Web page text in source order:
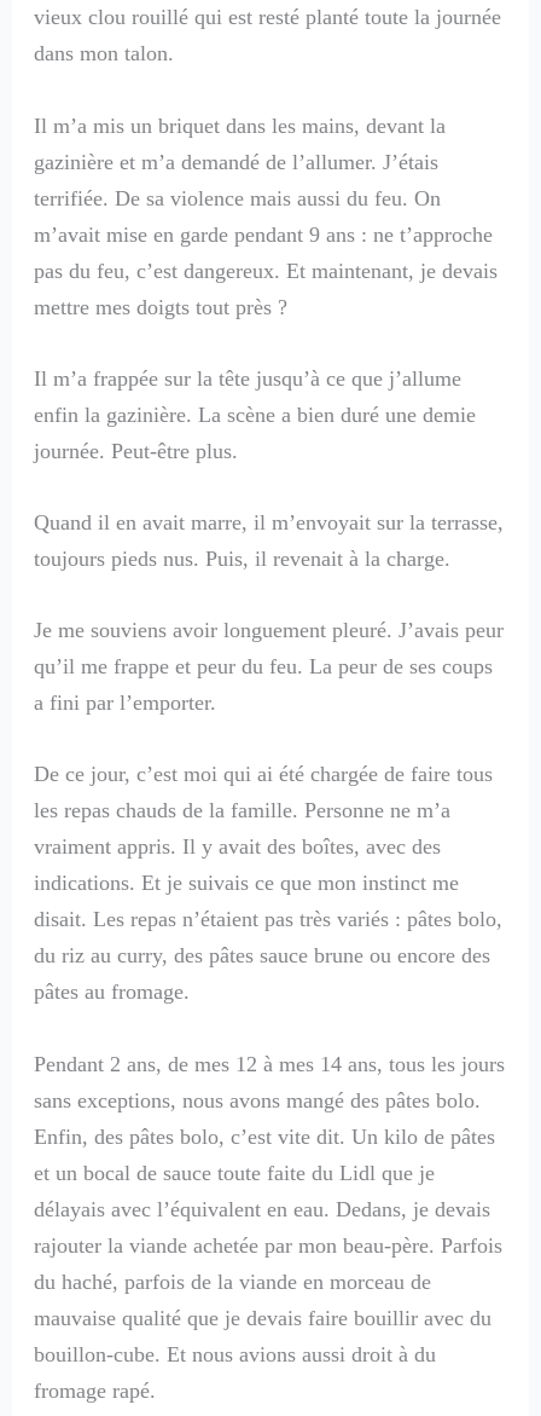
vieux clou rouillé qui est resté planté toute la journée
dans mon talon.
Il m’a mis un briquet dans les mains, devant la
gazinière et m’a demandé de l’allumer. J’étais
terrifiée. De sa violence mais aussi du feu. On
m’avait mise en garde pendant 9 ans : ne t’approche
pas du feu, c’est dangereux. Et maintenant, je devais
mettre mes doigts tout près ?
Il m’a frappée sur la tête jusqu’à ce que j’allume
enfin la gazinière. La scène a bien duré une demie
journée. Peut-être plus.
Quand il en avait marre, il m’envoyait sur la terrasse,
toujours pieds nus. Puis, il revenait à la charge.
Je me souviens avoir longuement pleuré. J’avais peur
qu’il me frappe et peur du feu. La peur de ses coups
a fini par l’emporter.
De ce jour, c’est moi qui ai été chargée de faire tous
les repas chauds de la famille. Personne ne m’a
vraiment appris. Il y avait des boîtes, avec des
indications. Et je suivais ce que mon instinct me
disait. Les repas n’étaient pas très variés : pâtes bolo,
du riz au curry, des pâtes sauce brune ou encore des
pâtes au fromage.
Pendant 2 ans, de mes 12 à mes 14 ans, tous les jours
sans exceptions, nous avons mangé des pâtes bolo.
Enfin, des pâtes bolo, c’est vite dit. Un kilo de pâtes
et un bocal de sauce toute faite du Lidl que je
délayais avec l’équivalent en eau. Dedans, je devais
rajouter la viande achetée par mon beau-père. Parfois
du haché, parfois de la viande en morceau de
mauvaise qualité que je devais faire bouillir avec du
bouillon-cube. Et nous avions aussi droit à du
fromage rapé.